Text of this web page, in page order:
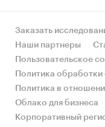
• Какое место
своем
и по продажам
• К какому
размеру и
опережающей
Заказать
Наши партнеры
Пользовательское
Политика
Политика в
Облако для бизнеса
Корпоративный